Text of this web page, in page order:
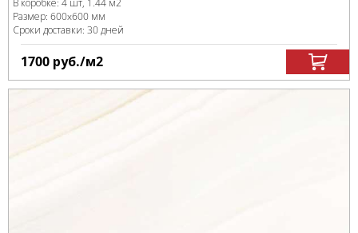
Размер: 600x600 мм
Сроки доставки: 30 дней
1700 руб./м2